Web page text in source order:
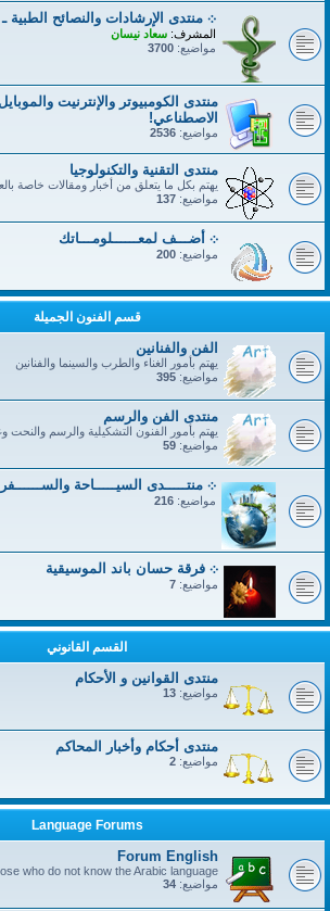
܀ منتدى الإرشادات والنصائح
المشرف: سعاد نيسان
مواضيع: 3700
الاصطناعي!
مواضيع: 2536
منتدى التقنية والتكنولوجيا
يهتم بكل ما يتعلق من أخبار ومقالات خاصة
مواضيع: 137
܀ أضـــف لمعــــــلومـــاتك
مواضيع: 200
قسم الفنون الجميلة
الفن والفنانين
يهتم بأمور الغناء والطرب والسينما والفنانين
مواضيع: 395
منتدى الفن والرسم
يهتم بأمور الفنون التشكيلية والرسم والنحت
مواضيع: 59
܀ منتـــــدى السيـــــاحة والســــــفر
مواضيع: 216
܀ فرقة حسان باند الموسيقية
مواضيع: 7
القسم القانوني
منتدى القوانين و الأحكام
مواضيع: 13
منتدى أحكام وأخبار المحاكم
مواضيع: 2
Language Forums
Forum English
who do not know the Arabic language
مواضيع: 34